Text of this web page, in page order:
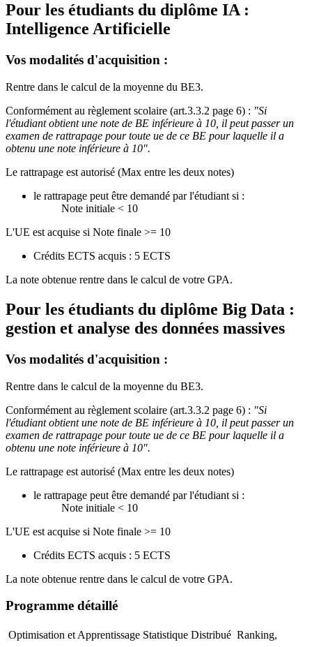
Pour les étudiants du diplôme IA :
Intelligence Artificielle
Vos modalités d'acquisition :
Rentre dans le calcul de la moyenne du BE3.
Conformément au règlement scolaire (art.3.3.2 page 6) : "Si
l'étudiant obtient une note de BE inférieure à 10, il peut passer un
examen de rattrapage pour toute ue de ce BE pour laquelle il a
obtenu une note inférieure à 10".
Le rattrapage est autorisé (Max entre les deux notes)
le rattrapage peut être demandé par l'étudiant si :
Note initiale < 10
L'UE est acquise si Note finale >= 10
Crédits ECTS acquis : 5 ECTS
La note obtenue rentre dans le calcul de votre GPA.
Pour les étudiants du diplôme Big Data :
gestion et analyse des données massives
Vos modalités d'acquisition :
Rentre dans le calcul de la moyenne du BE3.
Conformément au règlement scolaire (art.3.3.2 page 6) : "Si
l'étudiant obtient une note de BE inférieure à 10, il peut passer un
examen de rattrapage pour toute ue de ce BE pour laquelle il a
obtenu une note inférieure à 10".
Le rattrapage est autorisé (Max entre les deux notes)
le rattrapage peut être demandé par l'étudiant si :
Note initiale < 10
L'UE est acquise si Note finale >= 10
Crédits ECTS acquis : 5 ECTS
La note obtenue rentre dans le calcul de votre GPA.
Programme détaillé
 Optimisation et Apprentissage Statistique Distribué  Ranking,